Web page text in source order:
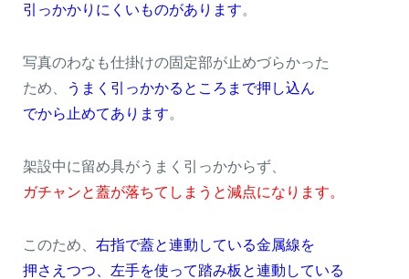
引っかかりにくいものがあります。
写真のわなも仕掛けの固定部が止めづらかった
ため、
うまく引っかかるところまで押し込ん
でから止めてあります。
架設中に留め具がうまく引っかからず、
ガチャンと蓋が落ちてしまうと減点になります。
このため、 右指で蓋と連動している金属線を
押さえつつ、左手を使って踏み板と連動している